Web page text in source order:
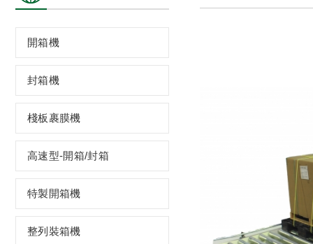
開箱機
封箱機
棧板裹膜機
高速型-開箱/封箱
特製開箱機
整列裝箱機